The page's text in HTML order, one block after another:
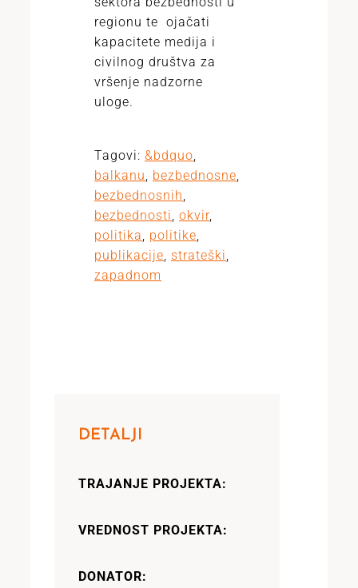
regionu te ojačati
kapacitete medija i
civilnog društva za
vršenje nadzorne
uloge.
Tagovi: &bdquo,
balkanu, bezbednosne,
bezbednosnih,
bezbednosti, okvir,
politika, politike,
publikacije, strateški,
zapadnom
DETALJI
TRAJANJE PROJEKTA:
VREDNOST PROJEKTA:
DONATOR: